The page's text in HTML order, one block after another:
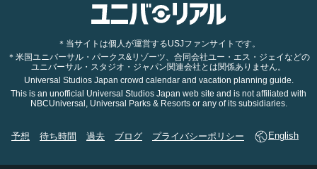
＊当サイトは個人が運営するUSJファンサイトです。
＊米国ユニバーサル・パークス&リゾーツ、合同会社ユー・エス・ジェイなどの
ユニバーサル・スタジオ・ジャパン関連会社とは関係ありません。
Universal Studios Japan crowd calendar and vacation planning guide.
This is an unofficial Universal Studios Japan web site and is not affiliated with
NBCUniversal, Universal Parks & Resorts or any of its subsidiaries.
予想 待ち時間 過去 ブログ プライバシーポリシー English